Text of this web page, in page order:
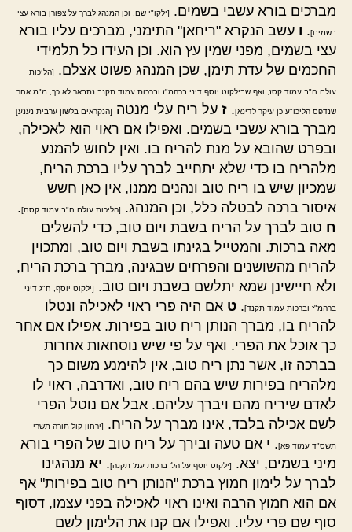
מברכים בורא עשבי בשמים.
[ילקו"י שם. וכן המנהג לברך על צפורן בורא עצי
בשמים]. ו עשב הנקרא "ריחאן" התימני, מברכים עליו בורא
עצי בשמים, מפני שמין עץ הוא. וכן העידו כל תלמידי
החכמים של עדת תימן, שכן המנהג פשוט אצלם.
[הליכות
עולם ח"ב עמוד קסז, ואף שבילקוט יוסף דיני ברהמ"ז וברכות עמוד תקנב נתבאר לא כך, מ"מ אחר
שנדפס הליכו"ע כן עיקר לדינא]. ז על ריח עלי מנטה [הנקראים בלשון ערבית נענע]
מברך בורא עשבי בשמים. ואפילו אם ראוי הוא לאכילה,
ובפרט שהובא על מנת להריח בו. ואין לחוש להמנע
מלהריח בו כדי שלא יתחייב לברך עליו ברכת הריח,
שמכיון שיש בו ריח טוב ונהנים ממנו, אין כאן חשש
איסור ברכה לבטלה כלל, וכן המנהג.
[הליכות עולם ח"ב עמוד קסח].
ח טוב לברך על הריח בשבת ויום טוב, כדי להשלים
מאה ברכות. והמטייל בגינתו בשבת ויום טוב, ומתכוין
להריח מהשושנים והפרחים שבגינה, מברך ברכת הריח,
ולא חיישינן שמא יתלשם בשבת ויום טוב.
[ילקוט יוסף, ח"ג דיני
ברהמ"ז וברכות עמוד תקנד]. ט אם היה פרי ראוי לאכילה ונטלו
להריח בו, מברך הנותן ריח טוב בפירות. אפילו אם אחר
כך אוכל את הפרי. ואף על פי שיש נוסחאות אחרות
בברכה זו, אשר נתן ריח טוב, אין להימנע משום כך
מלהריח בפירות שיש בהם ריח טוב, ואדרבה, ראוי לו
לאדם שיריח מהם ויברך עליהם. אבל אם נוטל הפרי
לשם אכילה בלבד, אינו מברך על הריח.
[ירחון קול תורה תשרי
תשס"ד עמוד פא]. י אם טעה ובירך על ריח טוב של הפרי בורא
מיני בשמים, יצא.
[ילקוט יוסף על הל' ברכות עמ' תקנה]. יא מנהגינו
לברך על לימון חמוץ ברכת "הנותן ריח טוב בפירות" אף
אם הוא חמוץ הרבה ואינו ראוי לאכילה בפני עצמו, דסוף
סוף שם פרי עליו. ואפילו אם קנו את הלימון לשם